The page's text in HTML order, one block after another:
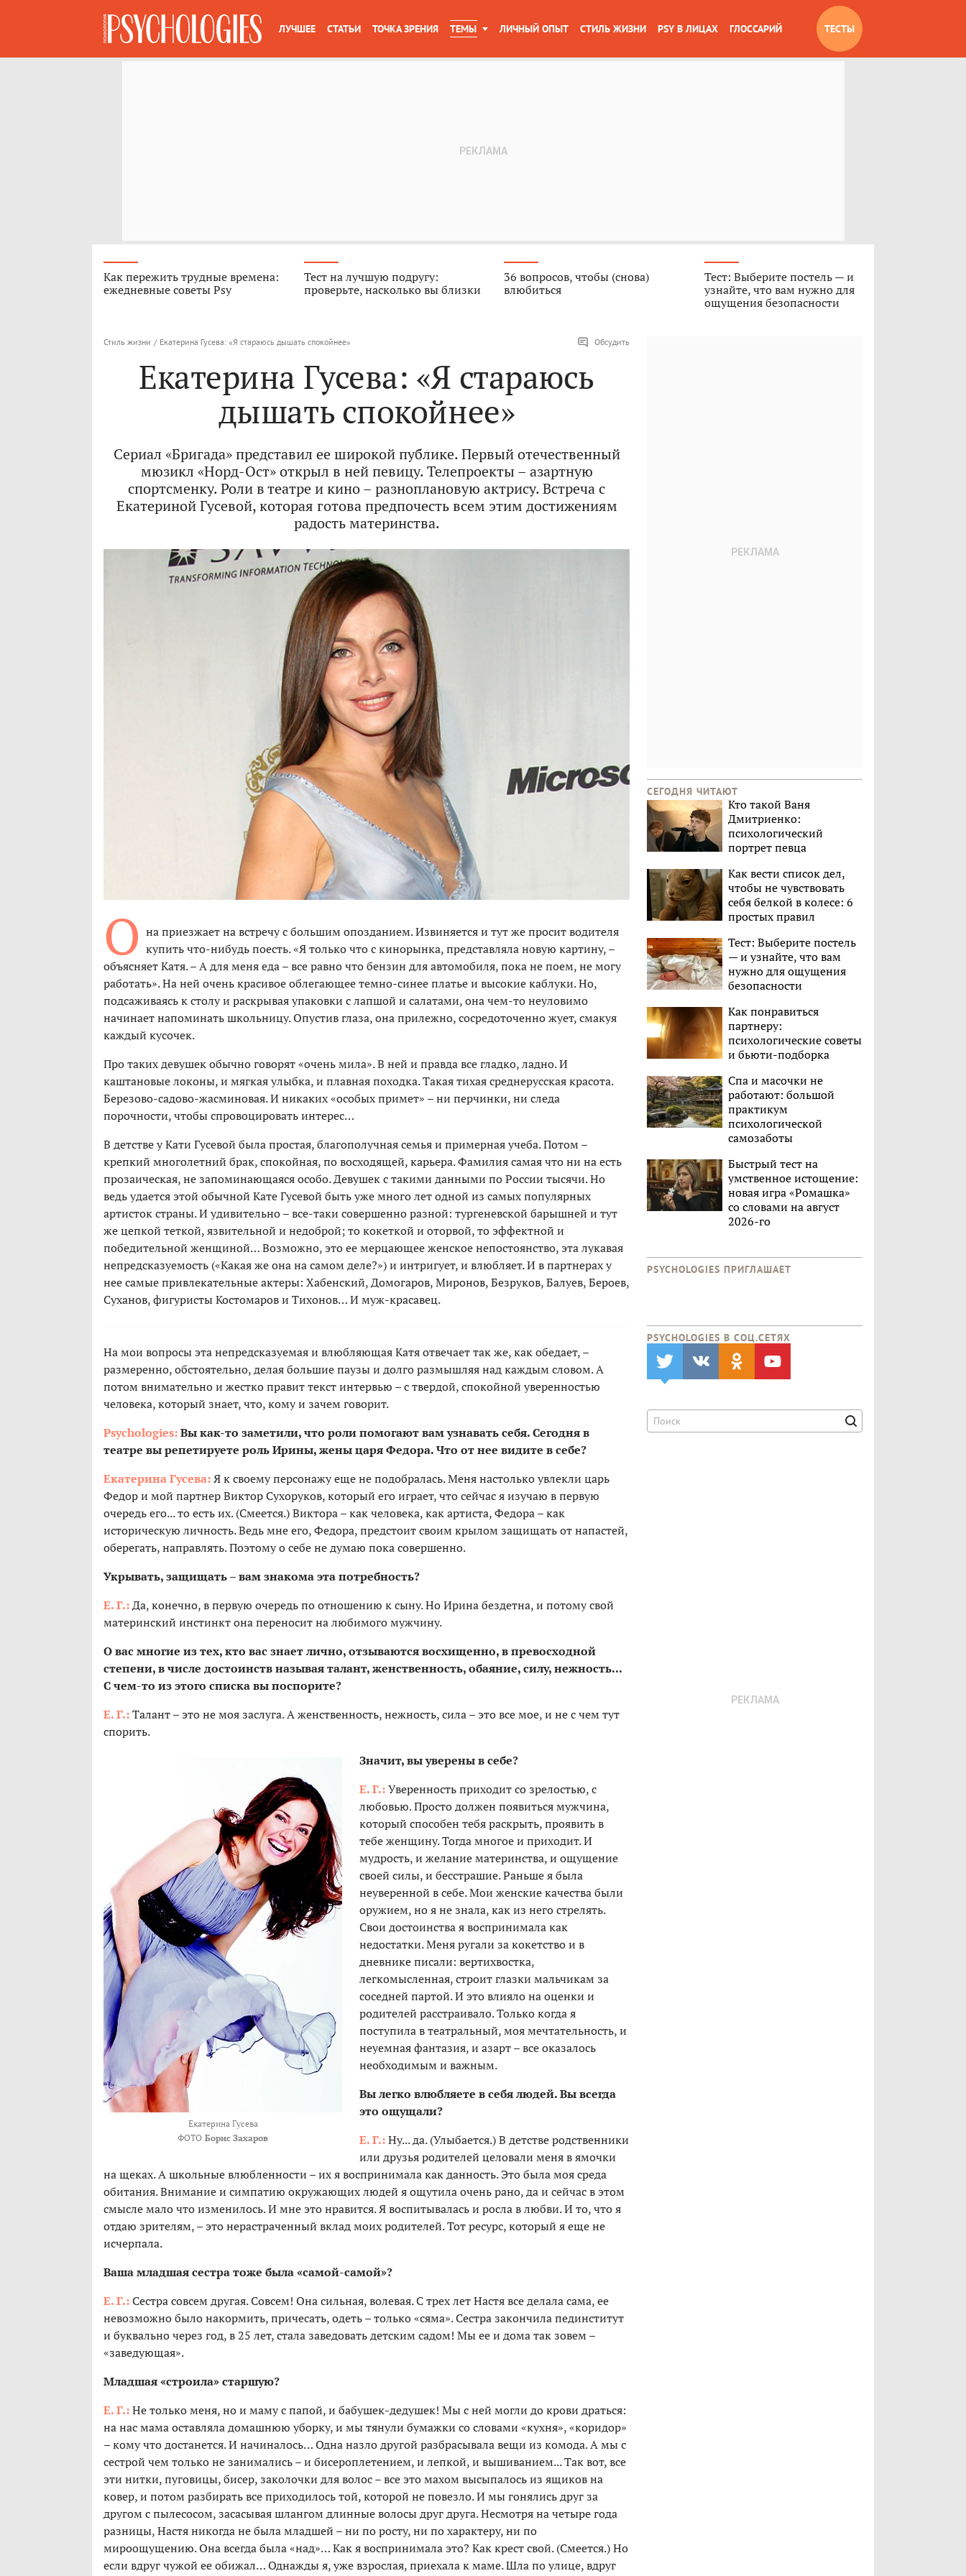
ЛУЧШЕЕ СТАТЬИ ТОЧКА ЗРЕНИЯ ТЕМЫ ЛИЧНЫЙ ОПЫТ СТИЛЬ ЖИЗНИ PSY В ЛИЦАХ ГЛОССАРИЙ ТЕСТЫ
Как пережить трудные времена:
ежедневные советы Psy
Тест на лучшую подругу:
проверьте, насколько вы близки
36 вопросов, чтобы (снова)
влюбиться
Тест: Выберите постель — и
узнайте, что вам нужно для
ощущения безопасности
Стиль жизни / Екатерина Гусева: «Я стараюсь дышать спокойнее» Обсудить
Екатерина Гусева: «Я стараюсь
дышать спокойнее»
Сериал «Бригада» представил ее широкой публике. Первый отечественный
мюзикл «Норд-Ост» открыл в ней певицу. Телепроекты – азартную
спортсменку. Роли в театре и кино – разноплановую актрису. Встреча с
Екатериной Гусевой, которая готова предпочесть всем этим достижениям
радость материнства.
О на приезжает на встречу с большим опозданием. Извиняется и тут же просит водителя
купить что-нибудь поесть. «Я только что с кинорынка, представляла новую картину, –
объясняет Катя. – А для меня еда – все равно что бензин для автомобиля, пока не поем, не могу
работать». На ней очень красивое облегающее темно-синее платье и высокие каблуки. Но,
подсаживаясь к столу и раскрывая упаковки с лапшой и салатами, она чем-то неуловимо
начинает напоминать школьницу. Опустив глаза, она прилежно, сосредоточенно жует, смакуя
каждый кусочек.
Про таких девушек обычно говорят «очень мила». В ней и правда все гладко, ладно. И
каштановые локоны, и мягкая улыбка, и плавная походка. Такая тихая среднерусская красота.
Березово-садово-жасминовая. И никаких «особых примет» – ни перчинки, ни следа
порочности, чтобы спровоцировать интерес…
В детстве у Кати Гусевой была простая, благополучная семья и примерная учеба. Потом –
крепкий многолетний брак, спокойная, по восходящей, карьера. Фамилия самая что ни на есть
прозаическая, не запоминающаяся особо. Девушек с такими данными по России тысячи. Но
ведь удается этой обычной Кате Гусевой быть уже много лет одной из самых популярных
артисток страны. И удивительно – все-таки совершенно разной: тургеневской барышней и тут
же цепкой теткой, язвительной и недоброй; то кокеткой и оторвой, то эффектной и
победительной женщиной… Возможно, это ее мерцающее женское непостоянство, эта лукавая
непредсказуемость («Какая же она на самом деле?») и интригует, и влюбляет. И в партнерах у
нее самые привлекательные актеры: Хабенский, Домогаров, Миронов, Безруков, Балуев, Бероев,
Суханов, фигуристы Костомаров и Тихонов… И муж-красавец.
На мои вопросы эта непредсказуемая и влюбляющая Катя отвечает так же, как обедает, –
размеренно, обстоятельно, делая большие паузы и долго размышляя над каждым словом. А
потом внимательно и жестко правит текст интервью – с твердой, спокойной уверенностью
человека, который знает, что, кому и зачем говорит.
Psychologies:Вы как-то заметили, что роли помогают вам узнавать себя. Сегодня в
театре вы репетируете роль Ирины, жены царя Федора. Что от нее видите в себе?
Екатерина Гусева:Я к своему персонажу еще не подобралась. Меня настолько увлекли царь
Федор и мой партнер Виктор Сухоруков, который его играет, что сейчас я изучаю в первую
очередь его... то есть их. (Смеется.) Виктора – как человека, как артиста, Федора – как
историческую личность. Ведь мне его, Федора, предстоит своим крылом защищать от напастей,
оберегать, направлять. Поэтому о себе не думаю пока совершенно.
Укрывать, защищать – вам знакома эта потребность?
Е. Г.:Да, конечно, в первую очередь по отношению к сыну. Но Ирина бездетна, и потому свой
материнский инстинкт она переносит на любимого мужчину.
О вас многие из тех, кто вас знает лично, отзываются восхищенно, в превосходной
степени, в числе достоинств называя талант, женственность, обаяние, силу, нежность...
С чем-то из этого списка вы поспорите?
Е. Г.:Талант – это не моя заслуга. А женственность, нежность, сила – это все мое, и не с чем тут
спорить.
Екатерина Гусева
ФОТО Борис Захаров
Значит, вы уверены в себе?
Е. Г.:Уверенность приходит со зрелостью, с
любовью. Просто должен появиться мужчина,
который способен тебя раскрыть, проявить в
тебе женщину. Тогда многое и приходит. И
мудрость, и желание материнства, и ощущение
своей силы, и бесстрашие. Раньше я была
неуверенной в себе. Мои женские качества были
оружием, но я не знала, как из него стрелять.
Свои достоинства я воспринимала как
недостатки. Меня ругали за кокетство и в
дневнике писали: вертихвостка,
легкомысленная, строит глазки мальчикам за
соседней партой. И это влияло на оценки и
родителей расстраивало. Только когда я
поступила в театральный, моя мечтательность, и
неуемная фантазия, и азарт – все оказалось
необходимым и важным.
Вы легко влюбляете в себя людей. Вы всегда
это ощущали?
Е. Г.:Ну... да. (Улыбается.) В детстве родственники
или друзья родителей целовали меня в ямочки
на щеках. А школьные влюбленности – их я воспринимала как данность. Это была моя среда
обитания. Внимание и симпатию окружающих людей я ощутила очень рано, да и сейчас в этом
смысле мало что изменилось. И мне это нравится. Я воспитывалась и росла в любви. И то, что я
отдаю зрителям, – это нерастраченный вклад моих родителей. Тот ресурс, который я еще не
исчерпала.
Ваша младшая сестра тоже была «самой-самой»?
Е. Г.:Сестра совсем другая. Совсем! Она сильная, волевая. С трех лет Настя все делала сама, ее
невозможно было накормить, причесать, одеть – только «сяма». Сестра закончила пединститут
и буквально через год, в 25 лет, стала заведовать детским садом! Мы ее и дома так зовем –
«заведующая».
Младшая «строила» старшую?
Е. Г.:Не только меня, но и маму с папой, и бабушек-дедушек! Мы с ней могли до крови драться:
на нас мама оставляла домашнюю уборку, и мы тянули бумажки со словами «кухня», «коридор»
– кому что достанется. И начиналось… Одна назло другой разбрасывала вещи из комода. А мы с
сестрой чем только не занимались – и бисероплетением, и лепкой, и вышиванием... Так вот, все
эти нитки, пуговицы, бисер, заколочки для волос – все это махом высыпалось из ящиков на
ковер, и потом разбирать все приходилось той, которой не повезло. И мы гонялись друг за
другом с пылесосом, засасывая шлангом длинные волосы друг друга. Несмотря на четыре года
разницы, Настя никогда не была младшей – ни по росту, ни по характеру, ни по
мироощущению. Она всегда была «над»… Как я воспринимала это? Как крест свой. (Смеется.) Но
если вдруг чужой ее обижал… Однажды я, уже взрослая, приехала к маме. Шла по улице, вдруг
СЕГОДНЯ ЧИТАЮТ
Кто такой Ваня
Дмитриенко:
психологический
портрет певца
Как вести список дел,
чтобы не чувствовать
себя белкой в колесе: 6
простых правил
Тест: Выберите постель
— и узнайте, что вам
нужно для ощущения
безопасности
Как понравиться
партнеру:
психологические советы
и бьюти-подборка
Спа и масочки не
работают: большой
практикум
психологической
самозаботы
Быстрый тест на
умственное истощение:
новая игра «Ромашка»
со словами на август
2026-го
PSYCHOLOGIES ПРИГЛАШАЕТ
PSYCHOLOGIES В CОЦ.СЕТЯХ